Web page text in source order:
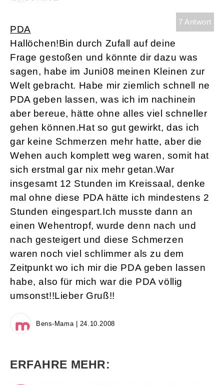
7 Antwort
PDA
Hallöchen!Bin durch Zufall auf deine
Frage gestoßen und könnte dir dazu was
sagen, habe im Juni08 meinen Kleinen zur
Welt gebracht. Habe mir ziemlich schnell ne
PDA geben lassen, was ich im nachinein
aber bereue, hätte ohne alles viel schneller
gehen können.Hat so gut gewirkt, das ich
gar keine Schmerzen mehr hatte, aber die
Wehen auch komplett weg waren, somit hat
sich erstmal gar nix mehr getan.War
insgesamt 12 Stunden im Kreissaal, denke
mal ohne diese PDA hätte ich mindestens 2
Stunden eingespart.Ich musste dann an
einen Wehentropf, wurde denn nach und
nach gesteigert und diese Schmerzen
waren noch viel schlimmer als zu dem
Zeitpunkt wo ich mir die PDA geben lassen
habe, also für mich war die PDA völlig
umsonst!!Lieber Gruß!!
Bens-Mama | 24.10.2008
ERFAHRE MEHR: